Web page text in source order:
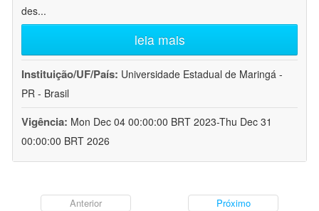
des...
leia mais
Instituição/UF/País: Universidade Estadual de Maringá -
PR - Brasil
Vigência: Mon Dec 04 00:00:00 BRT 2023-Thu Dec 31
00:00:00 BRT 2026
Anterior Próximo